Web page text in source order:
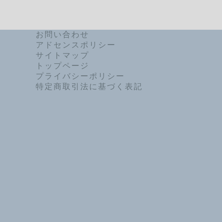
お問い合わせ
アドセンスポリシー
サイトマップ
トップページ
プライバシーポリシー
特定商取引法に基づく表記